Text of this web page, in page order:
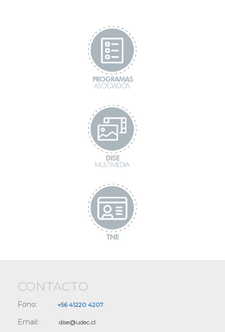
CONTACTO
Fono: +56 41220 4207
Email: dise@udec.cl